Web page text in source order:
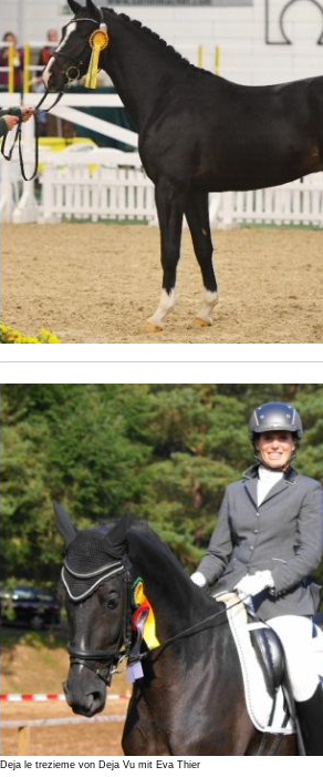
Deja le trezieme von Deja Vu mit Eva Thier